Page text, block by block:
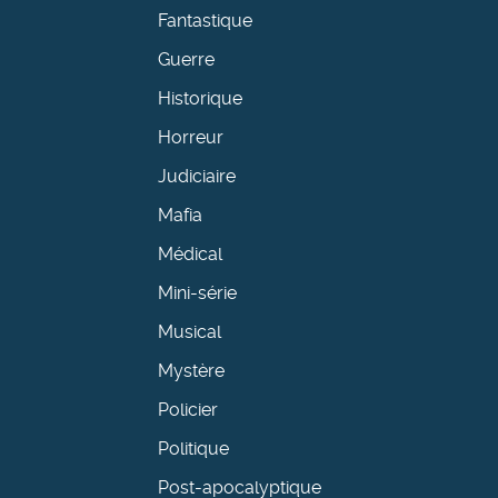
Fantastique
Guerre
Historique
Horreur
Judiciaire
Mafia
Médical
Mini-série
Musical
Mystère
Policier
Politique
Post-apocalyptique